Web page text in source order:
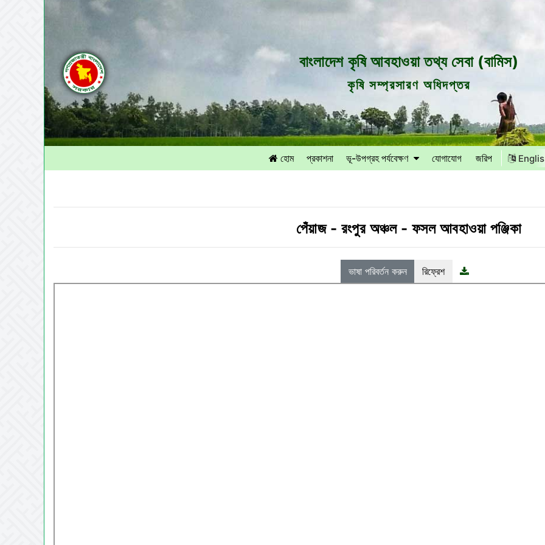
বাংলাদেশ কৃষি আবহাওয়া তথ্য সেবা (বামিস)
কৃষি সম্প্রসারণ অধিদপ্তর
হোম প্রকাশনা ভূ-উপগ্রহ পর্যবেক্ষণ যোগাযোগ জরিপ
পেঁয়াজ - রংপুর অঞ্চল- ফসল আবহাওয়া পঞ্জিকা
ভাষা পরিবর্তন করুন রিফ্রেশ